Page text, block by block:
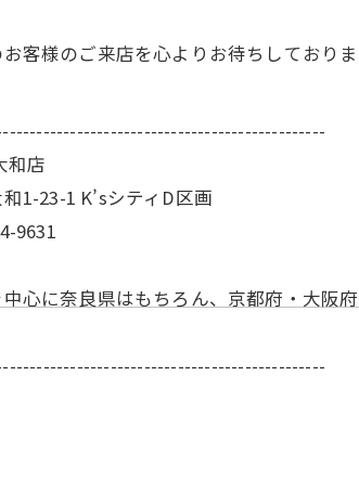
客様のご来店を心よりお待ちしており
和店
1-23-1 K’sシティD区画
9631
心に奈良県はもちろん、京都府・大阪